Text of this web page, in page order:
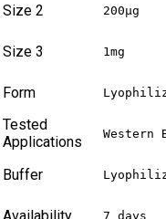
Size 2 200μg
Size 3 1mg
Form
Tested
Applications
Western
Buffer
Availability 7 days